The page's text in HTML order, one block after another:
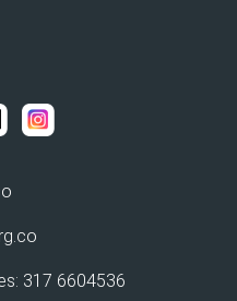
317 6604536